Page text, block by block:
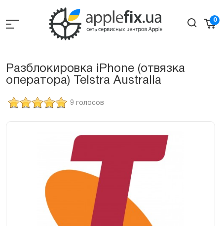
the
0
Разблокировка iPhone (отвязка
оператора) Telstra Australia
9 голосов